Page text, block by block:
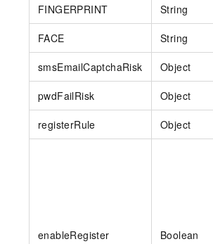
FINGERPRINT String
FACE String
smsEmailCaptchaRisk Object
pwdFailRisk Object
registerRule Object
enableRegister Boolean